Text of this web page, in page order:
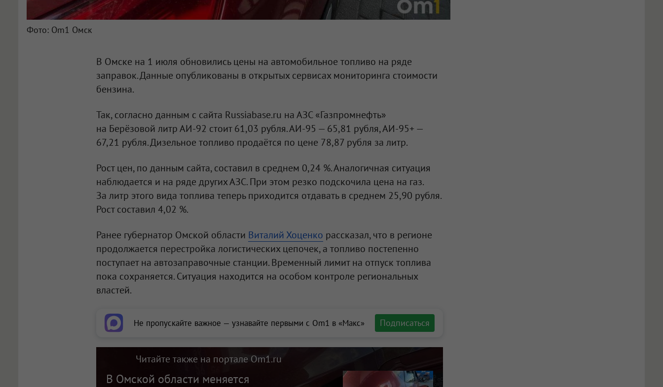
Фото: Om1 Омск
В Омске на 1 июля обновились цены на автомобильное топливо на ряде
заправок. Данные опубликованы в открытых сервисах мониторинга стоимости
бензина.
Так, согласно данным с сайта Russiabase.ru на АЗС «Газпромнефть»
на Берёзовой литр АИ-92 стоит 61,03 рубля. АИ-95 — 65,81 рубля, АИ-95+ —
67,21 рубля. Дизельное топливо продаётся по цене 78,87 рубля за литр.
Рост цен, по данным сайта, составил в среднем 0,24 %. Аналогичная ситуация
наблюдается и на ряде других АЗС. При этом резко подскочила цена на газ.
За литр этого вида топлива теперь приходится отдавать в среднем 25,90 рубля.
Рост составил 4,02 %.
Ранее губернатор Омской области Виталий Хоценко рассказал, что в регионе
продолжается перестройка логистических цепочек, а топливо постепенно
поступает на автозаправочные станции. Временный лимит на отпуск топлива
пока сохраняется. Ситуация находится на особом контроле региональных
властей.
Не пропускайте важное — узнавайте первыми с Om1 в «Макс» Подписаться
Читайте также на портале Om1.ru
В Омской области меняется